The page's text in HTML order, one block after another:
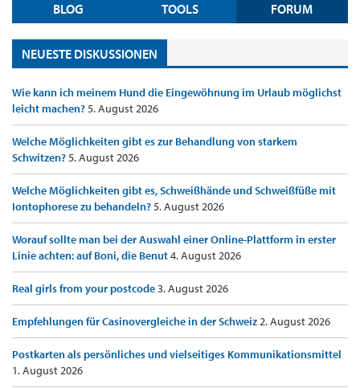
BLOG TOOLS FORUM
NEUESTE DISKUSSIONEN
Wie kann ich meinem Hund die Eingewöhnung im Urlaub möglichst
leicht machen?5. August 2026
Welche Möglichkeiten gibt es zur Behandlung von starkem
Schwitzen?5. August 2026
Welche Möglichkeiten gibt es, Schweißhände und Schweißfüße mit
Iontophorese zu behandeln?5. August 2026
Worauf sollte man bei der Auswahl einer Online-Plattform in erster
Linie achten: auf Boni, die Benut4. August 2026
Real girls from your postcode3. August 2026
Empfehlungen für Casinovergleiche in der Schweiz2. August 2026
Postkarten als persönliches und vielseitiges Kommunikationsmittel
1. August 2026